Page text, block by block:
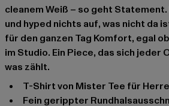
cleanem Weiß – so geht
und hyped nichts auf, was nicht da
für den ganzen Tag Komfort, egal
im Studio. Ein Piece, das sich jeder
was zählt.
T-Shirt von Mister Tee für
fein gerippter